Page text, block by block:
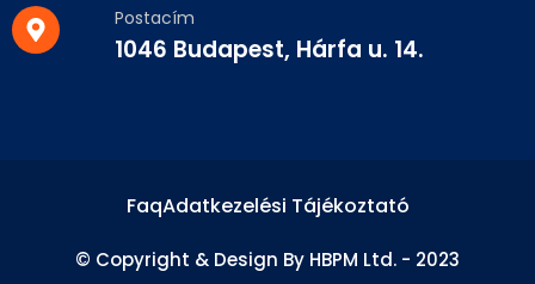
Postacím
1046 Budapest, Hárfa u. 14.
© Copyright & Design By HBPM Ltd. - 2023
FaqAdatkezelési Tájékoztató